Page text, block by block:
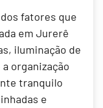
fatores que
em Jurerê
iluminação de
organização
tranquilo
e